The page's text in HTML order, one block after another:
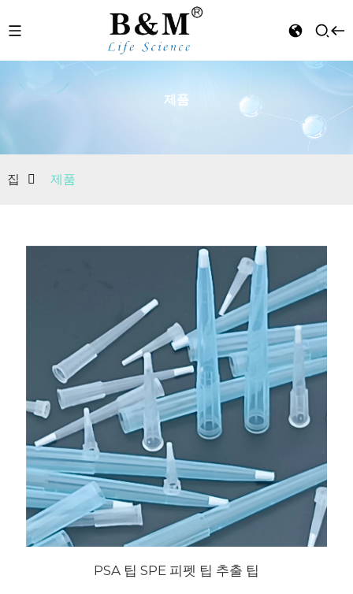
제품
집 제품
PSA 팁 SPE 피펫 팁 추출 팁